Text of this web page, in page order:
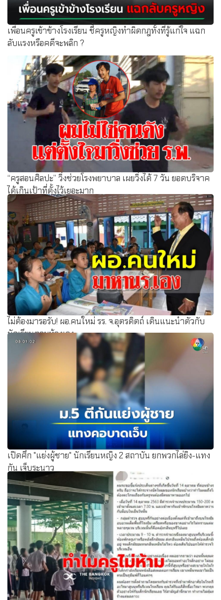
เพื่อนครูเข้าข้างโรงเรียน ชี้ครูหญิงทำผิดกฎทั้งที่รู้แก่ใจ แฉก
ลับแรงหรือคดีจะพลิก ?
“ครูสอนศิลปะ” วิ่งช่วยโรงพยาบาล เผยวิ่งได้ 7 วัน ยอดบริจาค
ได้เกินเป้าที่ตั้งไว้เยอะมาก
ไม่ต้องมารอรับ! ผอ.คนใหม่ รร. จ.อุตรดิตถ์ เดินแนะนำตัวกับ
นักเรียนตามห้องเอง
เปิดศึก "แย่งผู้ชาย" นักเรียนหญิง 2 สถาบัน ยกพวกไล่ยิง-แทง
กัน เจ็บระนาว